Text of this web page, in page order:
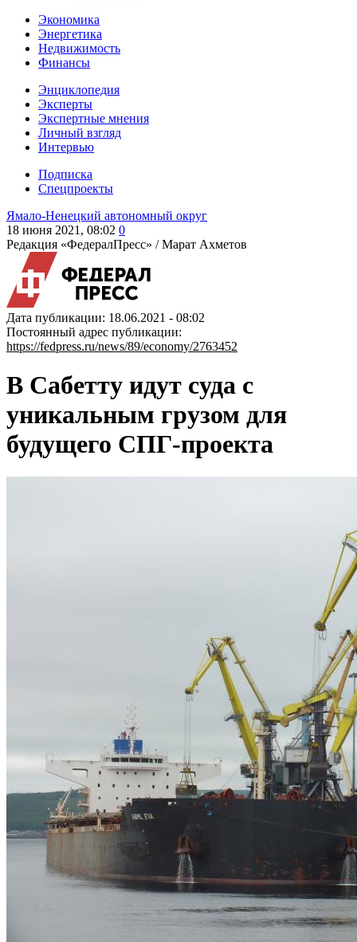
Экономика
Энергетика
Недвижимость
Финансы
Энциклопедия
Эксперты
Экспертные мнения
Личный взгляд
Интервью
Подписка
Спецпроекты
Ямало-Ненецкий автономный округ
18 июня 2021, 08:02 0
Редакция «ФедералПресс» /Марат Ахметов
Дата публикации: 18.06.2021 - 08:02
Постоянный адрес публикации:
https://fedpress.ru/news/89/economy/2763452
В Сабетту идут суда с
уникальным грузом для
будущего СПГ-проекта